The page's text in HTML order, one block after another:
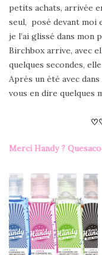
petits achats, arrivée
seul, posé devant moi
je l’ai glissé dans mon
Birchbox arrive, avec
quelques secondes,
Après un été avec
vous en dire quelques
Merci Handy ?